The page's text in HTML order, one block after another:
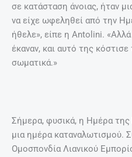
σε κατάσταση άνοιας, ήταν
να είχε ωφεληθεί από την
ήθελε», είπε η Antolini.
έκαναν, και αυτό της κόστισε
σωματικά.»
Σήμερα, φυσικά, η Ημέρα της
μια ημέρα καταναλωτισμού.
Ομοσπονδία Λιανικού